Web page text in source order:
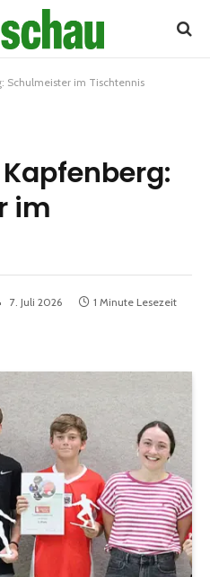
Schulmeister im Tischtennis
im
7. Juli 2026 1 Minute Lesezeit